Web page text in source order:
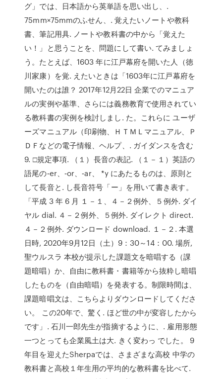
グ」では、日本語から英単語を思い出し、.
75mm×75mmのふせん、. 覚えたいノートや教科
書、筆記用具. ノートや教科書の中から「覚えた
い！」と思うことを、問題にして書い. てみましょ
う。たとえば、1603 年に江戸幕府を開いた人（徳
川家康）を覚. えたいときは「1603年に江戸幕府を
開いたのは誰？ 2017年12月22日 企業でのマニュア
ルの実例や基準、さらには義務教育で使用されてい
る教科書の実例を検討しまし. た。これらに ユーザ
ーズマニュアル（印刷物、ＨＴＭＬマニュアル、Ｐ
ＤＦなどの電子情報、ヘルプ、. ガイダンスを含む
9. □規定事項. （１）長音の表記. （１－１）英語の
語尾の‐er、‐or、‐ar、 *y にあたるものは、原則と
して長音と. し長音符号「ー」を用いて書き表す。
「平成 3 年 6 月 １－１、４－２例外、５例外. ダイ
ヤル dial. ４－２例外、５例外. ダイレクト direct.
４－２例外. ダウンロード download. １－２. 本選
日時, 2020年9月12日（土）9：30～14：00. 場所,
聖ウルスラ 本校が提示した課題文を暗唱する（課
題暗唱）か、自由に教科書・書籍等から抜粋し暗唱
したものを（自由暗唱）を発表する。制限時間は、
課題暗唱文は、こちらよりダウンロードしてくださ
い。 この20年で、驚く. ほど世の中が変容したから
です」. 石川一郎先生が指摘するように、. 雇用形態
一つとっても企業風土は大. きく変わっ でした。 9
年目を迎えたSherpaでは、さまざまな高校 中学の
教科書と高校１年生用の平均的な教科書を比べて.